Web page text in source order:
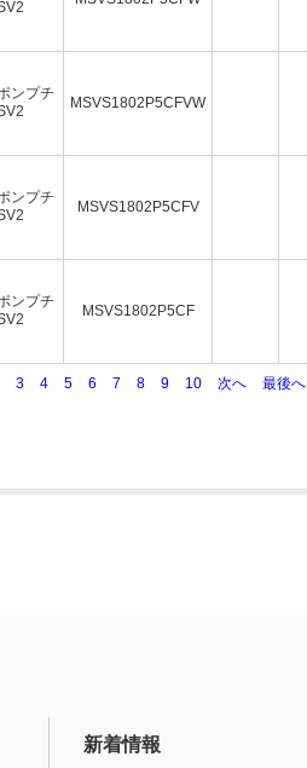
ンプチ
MSVS1802P5CFVW
ンプチ
MSVS1802P5CFV
ンプチ
MSVS1802P5CF
3 4 5 6 7 8 9 10 次へ 最後へ
新着情報